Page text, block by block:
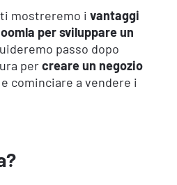
mostreremo i vantaggi
per sviluppare un
passo dopo
percreare un negozio
e cominciare a vendere i